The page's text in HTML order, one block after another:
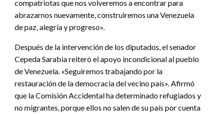
compatriotas que nos volveremos a encontrar para
abrazarnos nuevamente, construiremos una Venezuela
de paz, alegría y progreso».
Después de la intervención de los diputados, el senador
Cepeda Sarabia reiteró el apoyo incondicional al pueblo
de Venezuela. «Seguiremos trabajando por la
restauración de la democracia del vecino país». Afirmó
que la Comisión Accidental ha determinado refugiados y
no migrantes, porque ellos no salen de su país por cuenta